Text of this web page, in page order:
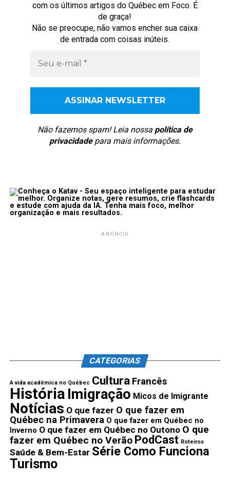
com os últimos artigos do Québec em Foco. É
de graça!
Não se preocupe, não vamos encher sua caixa
de entrada com coisas inúteis.
Não fazemos spam! Leia nossa política de
privacidadepara mais informações.
ANÚNCIO
CATEGORIAS
A vida acadêmica no Québec Cultura Francês
História Imigração Micos de Imigrante
Notícias O que fazer O que fazer em
Québec na Primavera O que fazer em Québec no
Inverno O que fazer em Québec no Outono O que
fazer em Québec no Verão PodCast Roteiros
Saúde & Bem-Estar Série Como Funciona
Turismo